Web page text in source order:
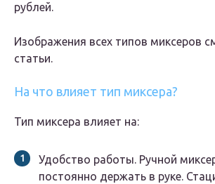
рублей.
Изображения всех типов миксеров
статьи.
На что влияет тип миксера?
Тип миксера влияет на:
Удобство работы. Ручной
постоянно держать в руке.